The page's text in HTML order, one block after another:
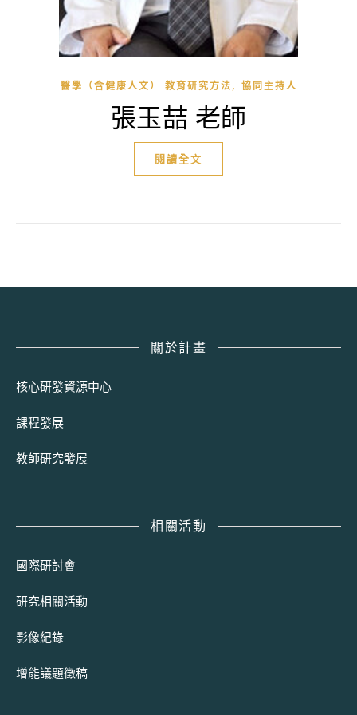
醫學（含健康人文） 教育研究方法, 協同主持人
張玉喆 老師
閱讀全文
關於計畫
核心研發資源中心
課程發展
教師研究發展
相關活動
國際研討會
研究相關活動
影像紀錄
增能議題徵稿